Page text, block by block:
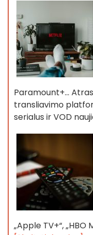
Paramount+…
transliavimo
serialus ir VOD
„Apple TV+“, „HBO